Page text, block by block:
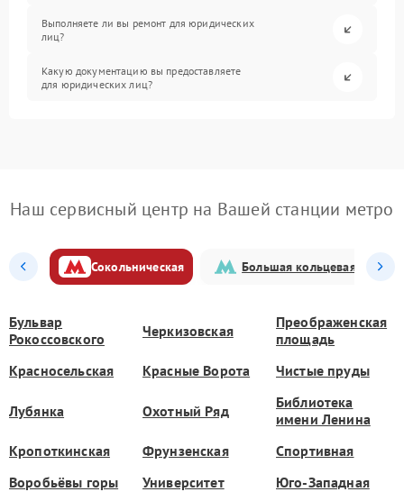
Выполняете ли вы ремонт для юридических
лиц?
Какую документацию вы предоставляете
для юридических лиц?
Наш сервисный центр на Вашей станции метро
Сокольническая Большая кольцевая
Бульвар
Рокоссовского
Черкизовская
Преображенская
площадь
Красносельская
Красные Ворота Чистые пруды
Лубянка Охотный Ряд
Библиотека
имени Ленина
Кропоткинская
Фрунзенская
Спортивная
Воробьёвы горы
Университет Юго-Западная